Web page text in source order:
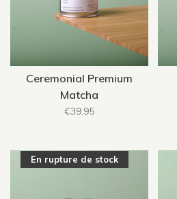
Ceremonial Premium
Matcha
€39,95
En rupture de stock